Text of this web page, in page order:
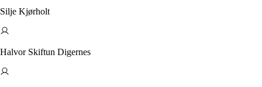
Silje Kjørholt
Halvor Skiftun Digernes